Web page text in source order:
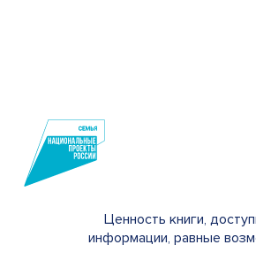
Ценность книги,
информации, равные